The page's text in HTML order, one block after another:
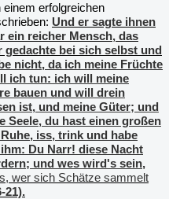
erfolgreichen
Und er sagte ihnen
ein reicher Mensch, das
gedachte bei sich selbst und
nicht, da ich meine Früchte
ich tun: ich will meine
bauen und will drein
ist, und meine Güter; und
Seele, du hast einen großen
iss, trink und habe
Du Narr! diese Nacht
und wes wird's sein,
wer sich Schätze sammelt
21).